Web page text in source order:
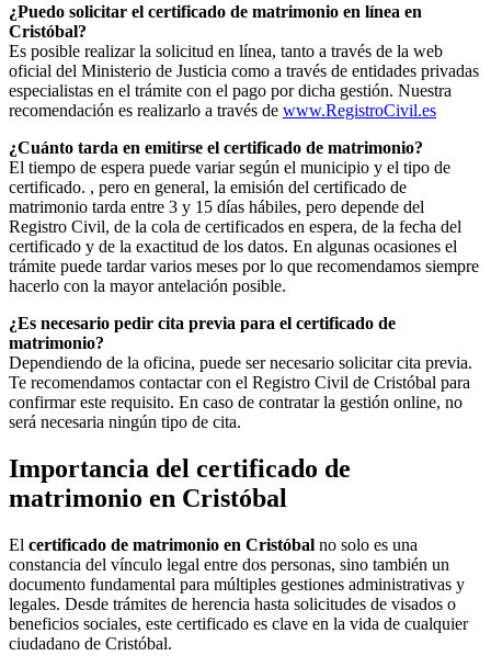
¿Puedo solicitar el certificado de matrimonio en línea en
Cristóbal?
Es posible realizar la solicitud en línea, tanto a través de la web
oficial del Ministerio de Justicia como a través de entidades privadas
especialistas en el trámite con el pago por dicha gestión. Nuestra
recomendación es realizarlo a través de www.RegistroCivil.es
¿Cuánto tarda en emitirse el certificado de matrimonio?
El tiempo de espera puede variar según el municipio y el tipo de
certificado. , pero en general, la emisión del certificado de
matrimonio tarda entre 3 y 15 días hábiles, pero depende del
Registro Civil, de la cola de certificados en espera, de la fecha del
certificado y de la exactitud de los datos. En algunas ocasiones el
trámite puede tardar varios meses por lo que recomendamos siempre
hacerlo con la mayor antelación posible.
¿Es necesario pedir cita previa para el certificado de
matrimonio?
Dependiendo de la oficina, puede ser necesario solicitar cita previa.
Te recomendamos contactar con el Registro Civil de Cristóbal para
confirmar este requisito. En caso de contratar la gestión online, no
será necesaria ningún tipo de cita.
Importancia del certificado de
matrimonio en Cristóbal
El certificado de matrimonio en Cristóbal no solo es una
constancia del vínculo legal entre dos personas, sino también un
documento fundamental para múltiples gestiones administrativas y
legales. Desde trámites de herencia hasta solicitudes de visados o
beneficios sociales, este certificado es clave en la vida de cualquier
ciudadano de Cristóbal.